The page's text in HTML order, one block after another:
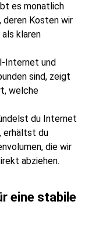
es monatlich
deren Kosten wir
klaren
Internet und
sind, zeigt
welche
du Internet
erhältst du
die wir
abziehen.
eine stabile